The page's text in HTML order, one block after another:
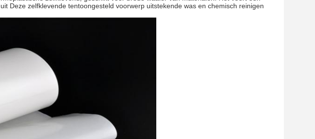
Deze zelfklevende tentoongesteld voorwerp uitstekende was en chemisch reinigen